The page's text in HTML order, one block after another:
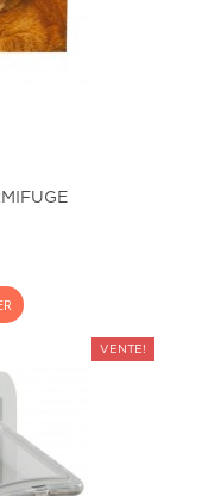
VENTE!